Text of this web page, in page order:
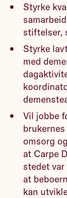
Styrke
stiftelser,
Styrke
med
Vil jobbe
omsorg
at Carpe
stedet
at
kan